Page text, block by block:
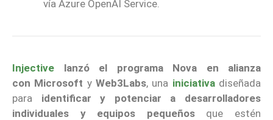
vía Azure OpenAI Service.
Injective
lanzó el programa Nova en alianza
con Microsoft yWeb3Labs, una iniciativa diseñada
para identificar y potenciar a desarrolladores
individuales y equipos
pequeños que estén